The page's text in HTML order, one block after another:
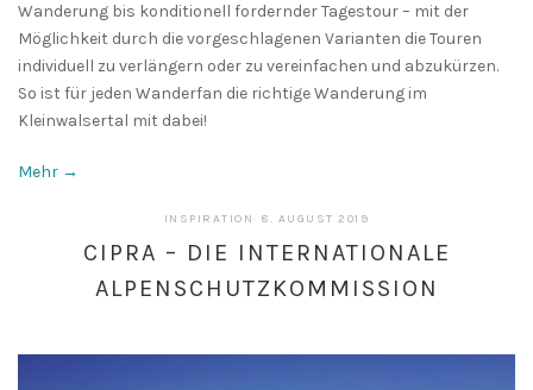
Wanderung bis konditionell fordernder Tagestour – mit der
Möglichkeit durch die vorgeschlagenen Varianten die Touren
individuell zu verlängern oder zu vereinfachen und abzukürzen.
So ist für jeden Wanderfan die richtige Wanderung im
Kleinwalsertal mit dabei!
Mehr →
INSPIRATION·8. AUGUST 2019
2019
CIPRA – DIE INTERNATIONALE
ALPENSCHUTZKOMMISSION